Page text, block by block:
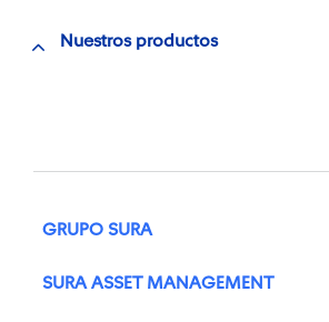
Nuestros productos
GRUPO SURA
SURA ASSET MANAGEMENT